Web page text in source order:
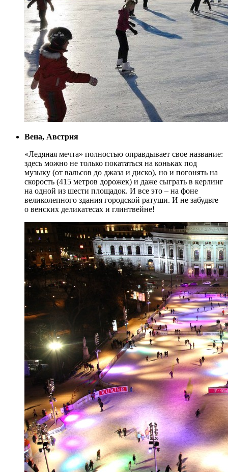
Вена, Австрия
«Ледяная мечта» полностью оправдывает свое название:
здесь можно не только покататься на коньках под
музыку (от вальсов до джаза и диско), но и погонять на
скорость (415 метров дорожек) и даже сыграть в керлинг
на одной из шести площадок. И все это – на фоне
великолепного здания городской ратуши. И не забудьте
о венских деликатесах и глинтвейне!